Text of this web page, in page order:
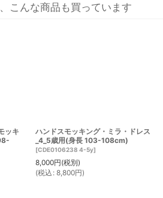
こんな商品も買っています
ッキ
ハンドスモッキング・ミラ・ドレス
_4_5歳用(身長 103-108cm)
[CDE0106238 4-5y]
8,000円(税別)
(税込 : 8,800円)